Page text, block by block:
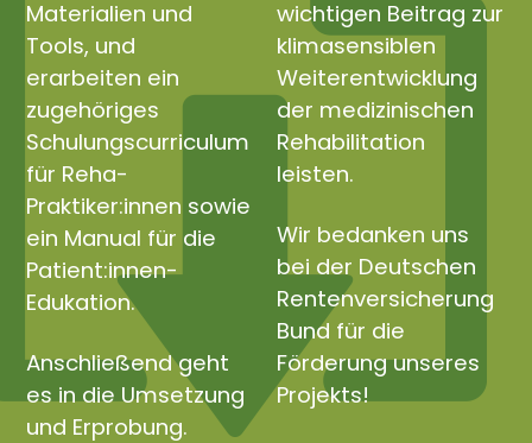
Materialien und
Tools, und
erarbeiten ein
zugehöriges
Schulungscurriculum
für Reha-
Praktiker:innen sowie
ein Manual für die
Patient:innen-
Edukation.
Anschließend geht
es in die Umsetzung
und Erprobung.
wichtigen Beitrag zur
klimasensiblen
Weiterentwicklung
der medizinischen
Rehabilitation
leisten.
Wir bedanken uns
bei der Deutschen
Rentenversicherung
Bund für die
Förderung unseres
Projekts!